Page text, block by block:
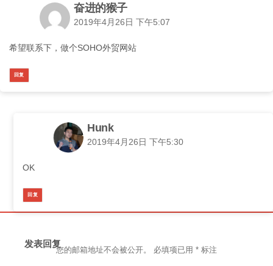
奋进的猴子
2019年4月26日 下午5:07
希望联系下，做个SOHO外贸网站
回复
Hunk
2019年4月26日 下午5:30
OK
回复
发表回复
您的邮箱地址不会被公开。 必填项已用 * 标注